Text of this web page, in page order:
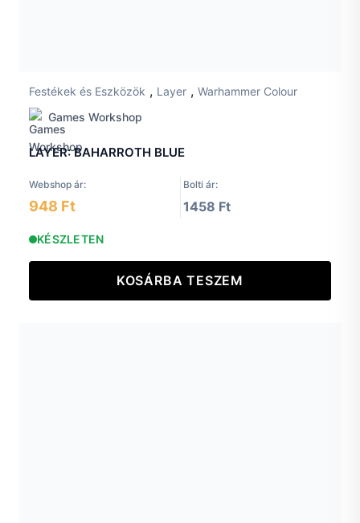
Festékek és Eszközök , Layer , Warhammer Colour
Games Workshop
LAYER: BAHARROTH BLUE
Webshop ár: Bolti ár:
948 Ft 1458 Ft
KÉSZLETEN
KOSÁRBA TESZEM